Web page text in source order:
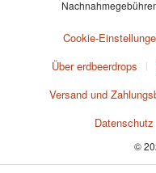
Cookie-
Über erdbeerdrops
Versand und
Datenschutz
©